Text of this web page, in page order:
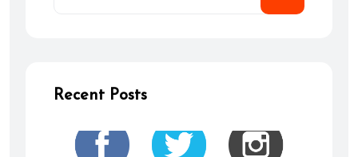
Recent Posts